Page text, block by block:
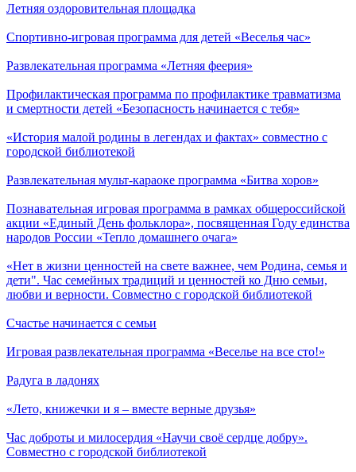
Летняя оздоровительная площадка
Спортивно-игровая программа для детей «Веселья час»
Развлекательная программа «Летняя феерия»
Профилактическая программа по профилактике травматизма
и смертности детей «Безопасность начинается с тебя»
«История малой родины в легендах и фактах» совместно с
городской библиотекой
Развлекательная мульт-караоке программа «Битва хоров»
Познавательная игровая программа в рамках общероссийской
акции «Единый День фольклора», посвященная Году единства
народов России «Тепло домашнего очага»
«Нет в жизни ценностей на свете важнее, чем Родина, семья и
дети". Час семейных традиций и ценностей ко Дню семьи,
любви и верности. Совместно с городской библиотекой
Счастье начинается с семьи
Игровая развлекательная программа «Веселье на все сто!»
Радуга в ладонях
«Лето, книжечки и я – вместе верные друзья»
Час доброты и милосердия «Научи своё сердце добру».
Совместно с городской библиотекой